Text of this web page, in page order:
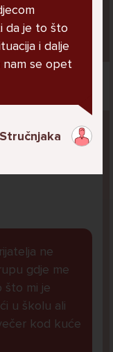
ne
gdje me
što mi je
u školu ali
kod kuće
da je to što
i dalje
nam se opet